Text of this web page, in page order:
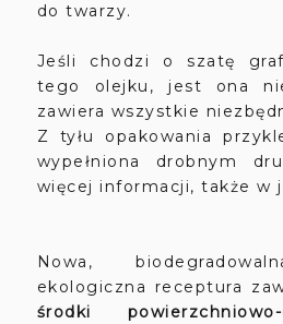
do twarzy.
Jeśli chodzi o szatę
tego olejku, jest ona
zawiera wszystkie
Z tyłu opakowania
wypełniona drobnym
więcej informacji, także w
Nowa,
ekologiczna receptura
środki